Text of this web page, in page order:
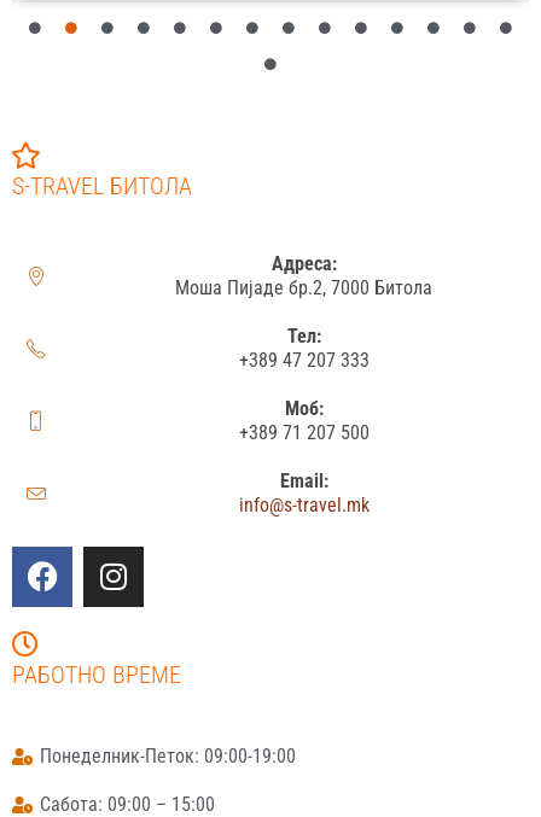
S-TRAVEL БИТОЛА
Адреса:
Моша Пијаде бр.2, 7000 Битола
Тел:
+389 47 207 333
Моб:
+389 71 207 500
Email:
info@s-travel.mk
РАБОТНО ВРЕМЕ
Понеделник-Петок: 09:00-19:00
Сабота: 09:00 – 15:00